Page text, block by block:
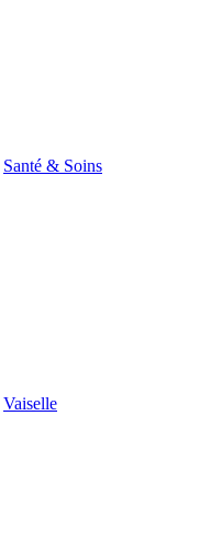
Santé & Soins
Vaiselle